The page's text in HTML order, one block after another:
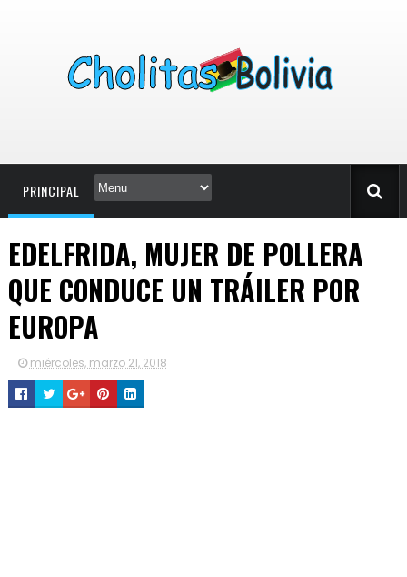
PRINCIPAL
EDELFRIDA, MUJER DE POLLERA
QUE CONDUCE UN TRÁILER POR
EUROPA
miércoles, marzo 21, 2018